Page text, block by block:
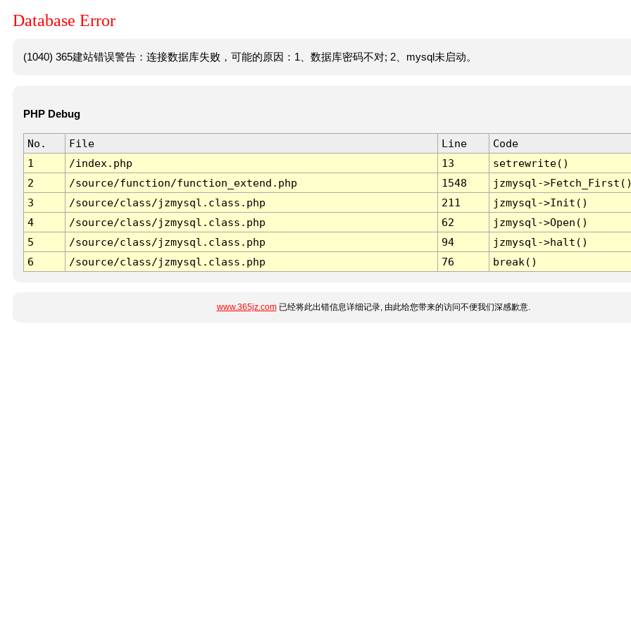
Database Error
(1040) 365建站错误警告：连接数据库失败，可能的原因：1、数据库密码不对; 2、mysql未启动。
PHP Debug
No. File Line
Code
1
/index.php 13
setrewrite()
2
/source/function/function_extend.php 1548
jzmysql-
3
/source/class/jzmysql.class.php 211
jzmysql->Init()
4
/source/class/jzmysql.class.php 62
jzmysql->Open()
5
/source/class/jzmysql.class.php 94
jzmysql->halt()
6
/source/class/jzmysql.class.php 76 break()
www.365jz.com已经将此出错信息详细记录, 由此给您带来的访问不便我们深感歉意.